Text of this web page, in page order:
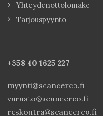
Yhteydenottolomake
Tarjouspyyntö
+358 40 1625 227
myynti@scancerco.fi
varasto@scancerco.fi
reskontra@scancerco.fi